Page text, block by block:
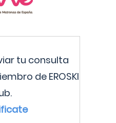
tu consulta
de EROSKI